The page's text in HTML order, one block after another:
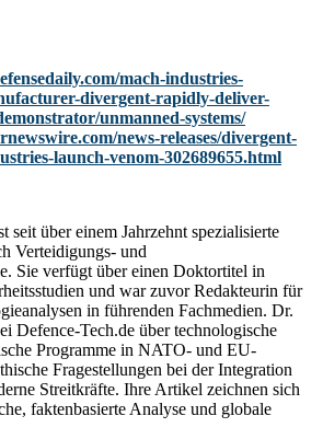
mach-industries-
divergent-rapidly-deliver-
unmanned-systems/
news-releases/divergent-
launch-venom-302689655.html
seit über einem Jahrzehnt spezialisierte
Verteidigungs- und
Sie verfügt über einen Doktortitel in
und war zuvor Redakteurin für
in führenden Fachmedien. Dr.
Defence-Tech.de über technologische
Programme in NATO- und EU-
Fragestellungen bei der Integration
Streitkräfte. Ihre Artikel zeichnen sich
faktenbasierte Analyse und globale